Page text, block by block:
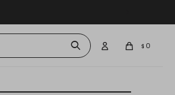
$ 0